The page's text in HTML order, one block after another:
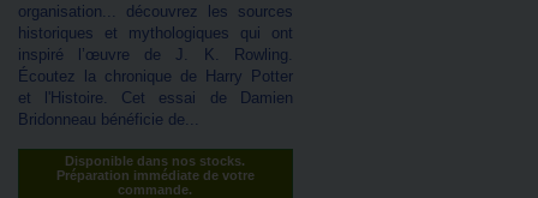
organisation... découvrez les sources
historiques et mythologiques qui ont
inspiré l’œuvre de J. K. Rowling.
Écoutez la chronique de Harry Potter
et l'Histoire. Cet essai de Damien
Bridonneau bénéficie de...
Disponible dans nos stocks.
Préparation immédiate de votre
commande.